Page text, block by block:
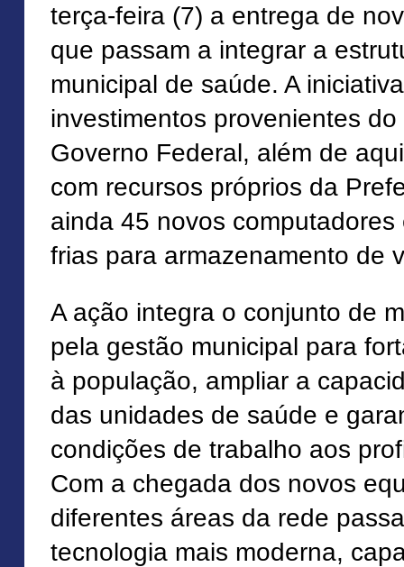
terça-feira (7) a entrega de
que passam a integrar a
municipal de saúde. A
investimentos provenientes
Governo Federal, além de
com recursos próprios da
ainda 45 novos
frias para armazenamento de
A ação integra o conjunto de
pela gestão municipal para
à população, ampliar a
das unidades de saúde e
condições de trabalho aos
Com a chegada dos novos
diferentes áreas da rede
tecnologia mais moderna,